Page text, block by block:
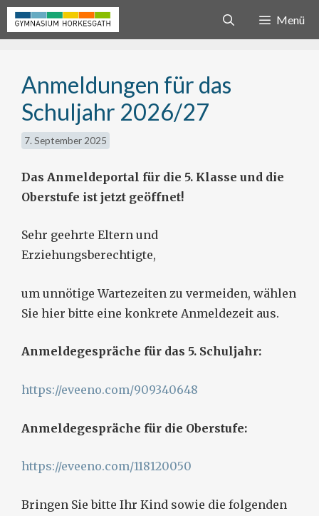
Zum
Inhalt
Menü
Anmeldungen für das
Schuljahr 2026/27
7. September 2025
Das Anmeldeportal für die 5. Klasse und die
Oberstufe ist jetzt geöffnet!
Sehr geehrte Eltern und
Erziehungsberechtigte,
um unnötige Wartezeiten zu vermeiden, wählen
Sie hier bitte eine konkrete Anmeldezeit aus.
Anmeldegespräche für das 5. Schuljahr:
https://eveeno.com/909340648
Anmeldegespräche für die Oberstufe:
https://eveeno.com/118120050
Bringen Sie bitte Ihr Kind sowie die folgenden